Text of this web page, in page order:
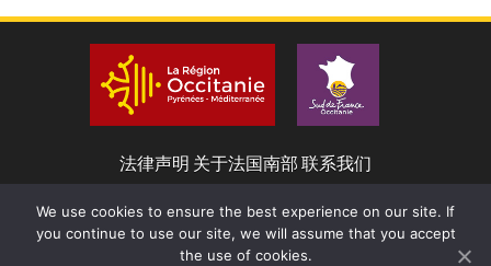
克法定产区
圣克里斯托尔
法定产区
圣山法定产区
圣德雷泽利法
定产区
圣桑多法定产
区
托雷岗地区
拉维迪约地区
昂塞韵丘地区
格拉内地区餐
欧姆拉斯子爵
产区
法律声明 关于法国南部联系我们
We use cookies to ensure the best experience on our site. If
you continue to use our site, we will assume that you accept
the use of cookies.